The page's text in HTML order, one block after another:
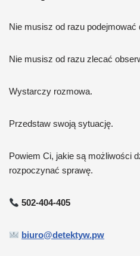
Nie musisz od razu podejmować
Nie musisz od razu zlecać
Wystarczy rozmowa.
Przedstaw swoją sytuację.
Powiem Ci, jakie są możliwości
rozpoczynać sprawę.
502-404-405
biuro@detektyw.pw